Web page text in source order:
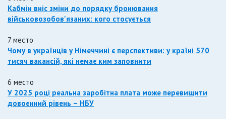
Кабмін вніс зміни до порядку бронювання
військовозобов'язаних: кого стосується
7 место
Чому в українців у Німеччині є перспективи: у країні 570
тисяч вакансій, які немає ким заповнити
6 место
У 2025 році реальна заробітна плата може перевищити
довоєнний рівень – НБУ